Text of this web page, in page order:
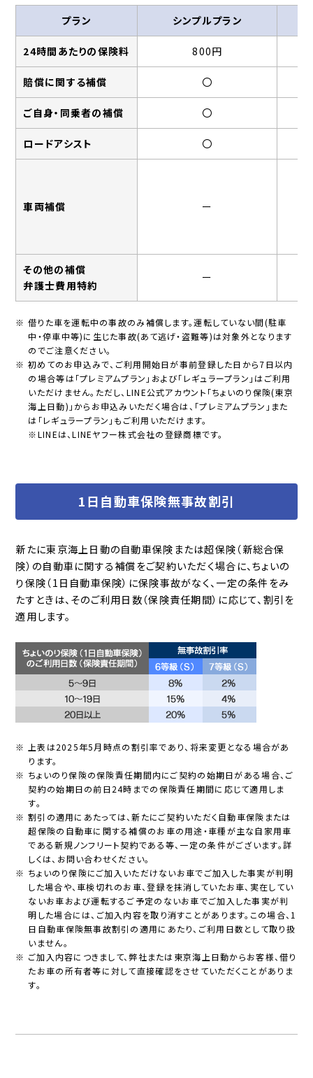
プラン シンプルプラン
24時間あたりの保険料 800円
賠償に関する補償 〇
ご自身・同乗者の補償 〇
ロードアシスト 〇
車両補償 ー
その他の補償
弁護士費用特約
ー
※ 借りた車を運転中の事故のみ補償します。運転していない間(駐車
中・停車中等)に生じた事故(あて逃げ・盗難等)は対象外となります
のでご注意ください。
※ 初めてのお申込みで、ご利用開始日が事前登録した日から7日以内
の場合等は「プレミアムプラン」および「レギュラープラン」はご利用
いただけません。ただし、LINE公式アカウント「ちょいのり保険(東京
海上日動)」からお申込みいただく場合は、「プレミアムプラン」また
は「レギュラープラン」もご利用いただけます。
※LINEは、LINEヤフー株式会社の登録商標です。
1日自動車保険無事故割引
新たに東京海上日動の自動車保険または超保険（新総合保
険）の自動車に関する補償をご契約いただく場合に、ちょいの
り保険（1日自動車保険）に保険事故がなく、一定の条件をみ
たすときは、そのご利用日数（保険責任期間）に応じて、割引を
適用します。
※ 上表は2025年5月時点の割引率であり、将来変更となる場合があ
ります。
※ ちょいのり保険の保険責任期間内にご契約の始期日がある場合、ご
契約の始期日の前日24時までの保険責任期間に応じて適用しま
す。
※ 割引の適用にあたっては、新たにご契約いただく自動車保険または
超保険の自動車に関する補償のお車の用途・車種が主な自家用車
である新規ノンフリート契約である等、一定の条件がございます。詳
しくは、お問い合わせください。
※ ちょいのり保険にご加入いただけないお車でご加入した事実が判明
した場合や、車検切れのお車、登録を抹消していたお車、実在してい
ないお車および運転するご予定のないお車でご加入した事実が判
明した場合には、ご加入内容を取り消すことがあります。この場合、1
日自動車保険無事故割引の適用にあたり、ご利用日数として取り扱
いません。
※ ご加入内容につきまして、弊社または東京海上日動からお客様、借り
たお車の所有者等に対して直接確認をさせていただくことがありま
す。